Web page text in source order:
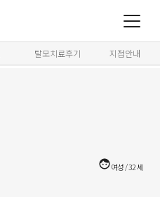
탈모치료후기 지점안내
여성/32세